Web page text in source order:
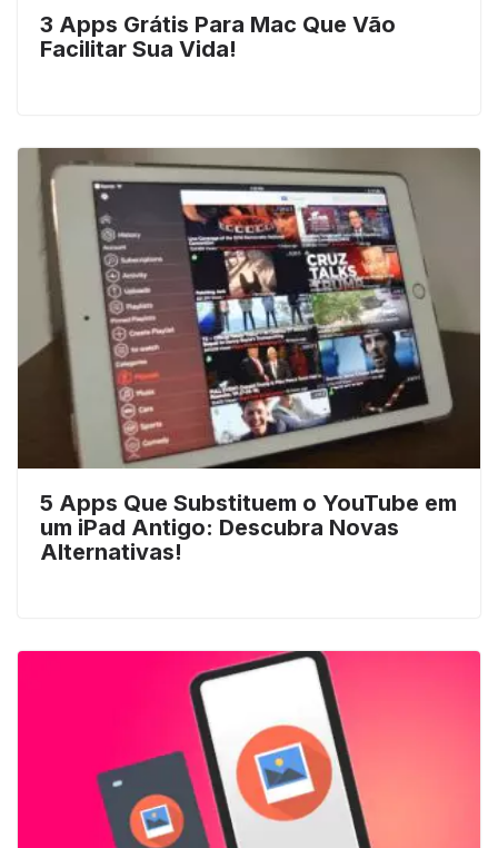
3 Apps Grátis Para Mac Que Vão
Facilitar Sua Vida!
5 Apps Que Substituem o YouTube em
um iPad Antigo: Descubra Novas
Alternativas!